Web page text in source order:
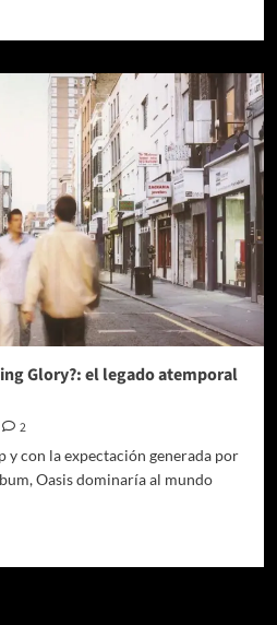
Glory?: el legado atemporal
2
y con la expectación generada por
Oasis dominaría al mundo